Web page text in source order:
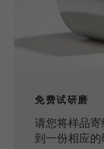
免费试研磨
请您将样品
到一份相应的